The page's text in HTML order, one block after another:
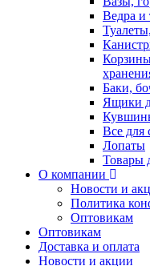
Ведра и
Баки,
Ящики
Все для
Лопаты
Товары
О компании
Новости и
Политика
Оптовикам
Оптовикам
Доставка и оплата
Новости и акции